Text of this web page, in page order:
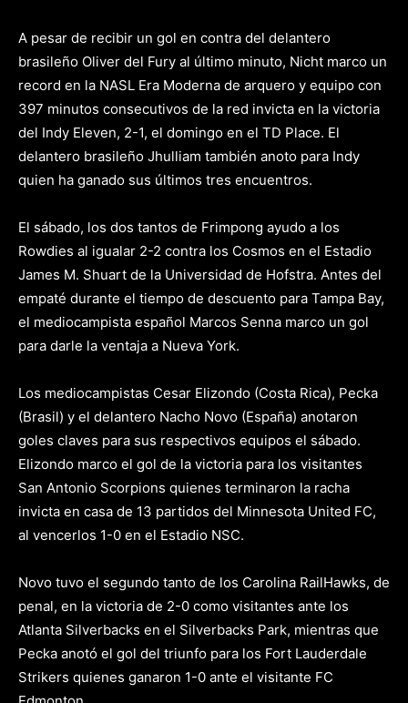
A pesar de recibir un gol en contra del delantero
brasileño Oliver del Fury al último minuto, Nicht marco un
record en la NASL Era Moderna de arquero y equipo con
397 minutos consecutivos de la red invicta en la victoria
del Indy Eleven, 2-1, el domingo en el TD Place. El
delantero brasileño Jhulliam también anoto para Indy
quien ha ganado sus últimos tres encuentros.
El sábado, los dos tantos de Frimpong ayudo a los
Rowdies al igualar 2-2 contra los Cosmos en el Estadio
James M. Shuart de la Universidad de Hofstra. Antes del
empaté durante el tiempo de descuento para Tampa Bay,
el mediocampista español Marcos Senna marco un gol
para darle la ventaja a Nueva York.
Los mediocampistas Cesar Elizondo (Costa Rica), Pecka
(Brasil) y el delantero Nacho Novo (España) anotaron
goles claves para sus respectivos equipos el sábado.
Elizondo marco el gol de la victoria para los visitantes
San Antonio Scorpions quienes terminaron la racha
invicta en casa de 13 partidos del Minnesota United FC,
al vencerlos 1-0 en el Estadio NSC.
Novo tuvo el segundo tanto de los Carolina RailHawks, de
penal, en la victoria de 2-0 como visitantes ante los
Atlanta Silverbacks en el Silverbacks Park, mientras que
Pecka anotó el gol del triunfo para los Fort Lauderdale
Strikers quienes ganaron 1-0 ante el visitante FC